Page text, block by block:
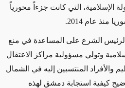
الإسلامية، التي كانت جزءاً محورياً
منذ عام 2014
.
الشرع على المساعدة في منع
وتولي مسؤولية مراكز الاعتقال
والأفراد المنتسبين إليه في الشمال
كيفية استجابة دمشق لهذه